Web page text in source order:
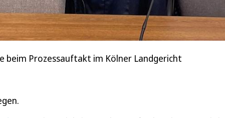
beim Prozessauftakt im Kölner Landgericht